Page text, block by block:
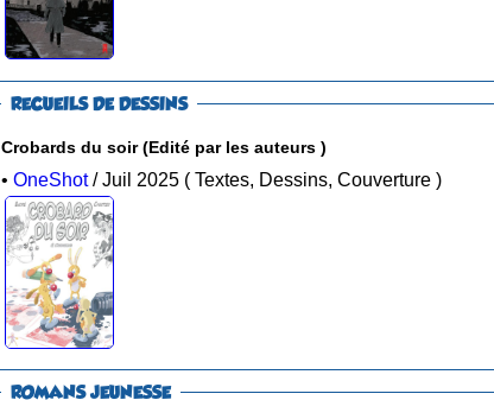
RECUEILS DE DESSINS
Crobards du soir (Edité par les auteurs )
• OneShot / Juil 2025 ( Textes, Dessins, Couverture )
ROMANS JEUNESSE